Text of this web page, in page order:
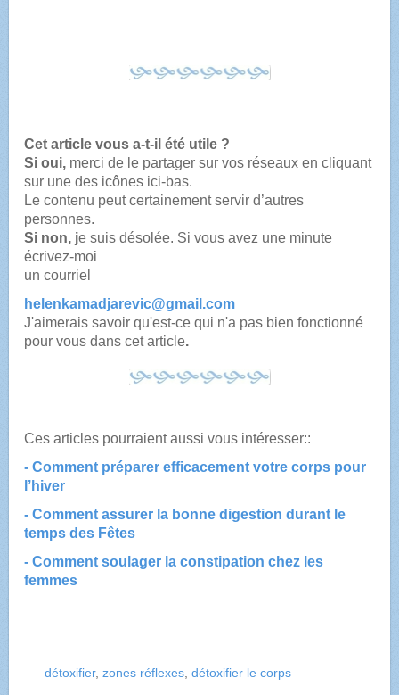
Cet article vous a-t-il été utile ?
Si oui, merci de le partager sur vos réseaux en cliquant
sur une des icônes ici-bas.
Le contenu peut certainement servir d’autres
personnes.
Si non, je suis désolée. Si vous avez une minute
écrivez-moi
un courriel
helenkamadjarevic@gmail.com
J'aimerais savoir qu'est-ce qui n'a pas bien fonctionné
pour vous dans cet article.
Ces articles pourraient aussi vous intéresser::
- Comment préparer efficacement votre corps pour
l’hiver
- Comment assurer la bonne digestion durant le
temps des Fêtes
- Comment soulager la constipation chez les
femmes
détoxifier,zones réflexes ,détoxifier le corps